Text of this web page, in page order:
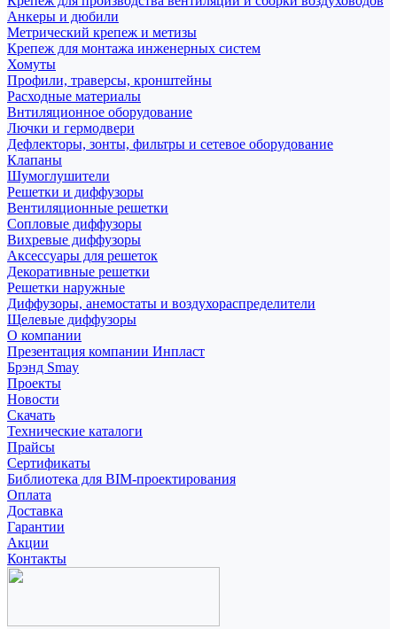
Анкеры и дюбили
Метрический крепеж и метизы
Крепеж для монтажа инженерных систем
Хомуты
Профили, траверсы, кронштейны
Расходные материалы
Внтиляционное оборудование
Лючки и гермодвери
Дефлекторы, зонты, фильтры и сетевое оборудование
Клапаны
Шумоглушители
Решетки и диффузоры
Вентиляционные решетки
Сопловые диффузоры
Вихревые диффузоры
Аксессуары для решеток
Декоративные решетки
Решетки наружные
Диффузоры, анемостаты и воздухораспределители
Щелевые диффузоры
О компании
Презентация компании Инпласт
Брэнд Smay
Проекты
Новости
Скачать
Технические каталоги
Прайсы
Сертификаты
Библиотека для BIM-проектирования
Оплата
Доставка
Гарантии
Акции
Контакты